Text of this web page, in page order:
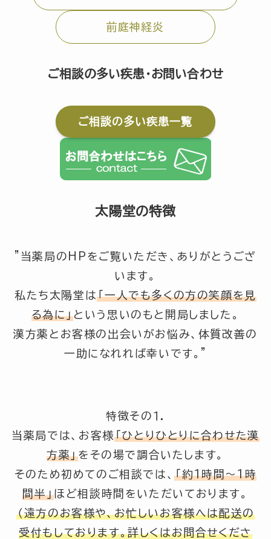
前庭神経炎
ご相談の多い疾患・お問い合わせ
ご相談の多い疾患一覧
太陽堂の特徴
”当薬局のHPをご覧いただき、ありがとうござ
います。
私たち太陽堂は「一人でも多くの方の笑顔を見
る為に」 という思いのもと開局しました。
漢方薬とお客様の出会いがお悩み、体質改善の
一助になれれば幸いです。”
特徴その１.
当薬局では、お客様 「ひとりひとりに合わせた漢
方薬」をその場で調合いたします。
そのため初めてのご相談では、「約1時間～1時
間半」ほど相談時間をいただいております。
（遠方のお客様や、お忙しいお客様へは配送の
受付もしております。詳しくはお問合せくださ